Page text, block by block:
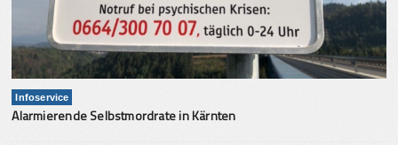
Infoservice
Alarmierende Selbstmordrate in Kärnten